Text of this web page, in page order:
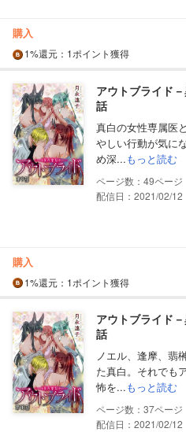
購入
1%還元 ：1ポイント獲得
アウトブライド
話
真白の女性専属医
やしい行動が気に
め深...もっと読む
49
配信日：2021/02/12
購入
1%還元 ：1ポイント獲得
アウトブライド
話
ノエル、逢摩、翡
た真白。それでも
怖を...もっと読む
37
配信日：2021/02/12